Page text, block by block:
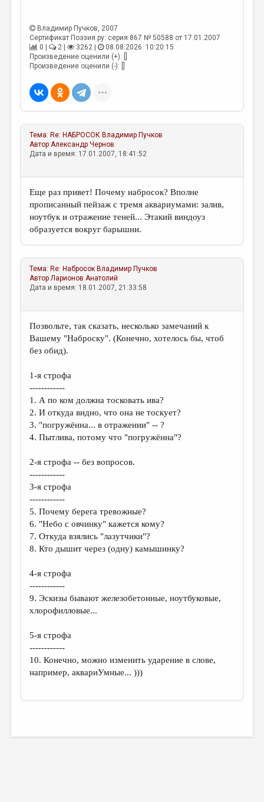
ЭССЕИСТИКА
ЛИТЕРАТУРОВЕДЕНИЕ
ПУБЛИЦИСТИКА
ЦИКЛЫ ПУБЛИКАЦИЙ
ТРЕДИАКОВСКИЙ
МЕДИА
ВКОНТАКТЕ
Владимир Пучков, 2007
Сертификат Поэзия.ру: серия 867 № 50588 от 17.01.2007
0 |
2 | 3262 |
08.08.2026. 10:20:15
Произведение оценили (+): []
Произведение оценили (-): []
Тема: Re: НАБРОСОК Владимир Пучков
АвторАлександр Чернов
Дата и время: 17.01.2007, 18:41:52
Еще раз привет! Почему набросок? Вполне
прописанный пейзаж с тремя аквариумами: залив,
ноутбук и отражение теней... Этакий виндоуз
образуется вокруг барышни.
Тема: Re: Набросок Владимир Пучков
АвторЛарионов Анатолий
Дата и время: 18.01.2007, 21:33:58
Позвольте, так сказать, несколько замечаний к
Вашему "Наброску". (Конечно, хотелось бы, чтоб
без обид).
1-я строфа
------------
1. А по ком должна тосковать ива?
2. И откуда видно, что она не тоскует?
3. "погружённа... в отражении" -- ?
4. Пытлива, потому что "погружённа"?
2-я строфа -- без вопросов.
------------
3-я строфа
------------
5. Почему берега тревожные?
6. "Небо с овчинку" кажется кому?
7. Откуда взялись "лазутчики"?
8. Кто дышит через (одну) камышинку?
4-я строфа
------------
9. Эскизы бывают железобетонные, ноутбуковые,
хлорофилловые...
5-я строфа
------------
10. Конечно, можно изменить ударение в слове,
например, аквариУмные... )))